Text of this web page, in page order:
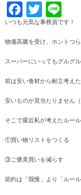
Facebook
Twitter
いつも元気な事務員です！
物価高騰を受け、ホントつ
スーパーにいってもグルグ
前は安い食材から献立考え
安いものが見当たりません（
そこで最近私が考えたルール
①買い物リストをつくる
③ご褒美買いを減らす
節約は「我慢」より「ルー